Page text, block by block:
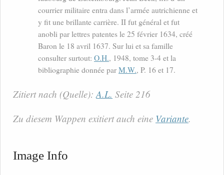
courrier militaire entra dans l’armée autrichienne et
y fit une brillante carrière. II fut général et fut
anobli par lettres patentes le 25 février 1634, créé
Baron le 18 avril 1637. Sur lui et sa famille
consulter surtout: O.H., 1948, tome 3-4 et la
bibliographie donnée par M.W., P. 16 et 17.
Zitiert nach (Quelle):A.L. Seite 216
Zu diesem Wappen exitiert auch eine Variante.
Image Info